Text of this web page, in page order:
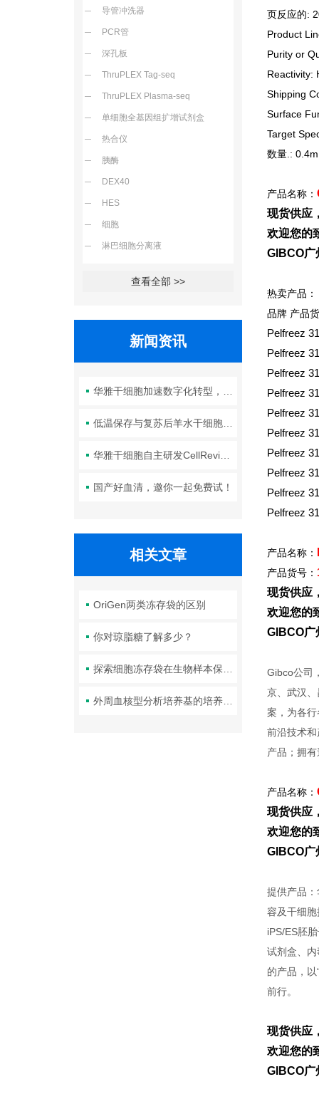
导管冲洗器
PCR管
深孔板
ThruPLEX Tag-seq
ThruPLEX Plasma-seq
单细胞全基因组扩增试剂盒
热合仪
胰酶
DEX40
HES
细胞
淋巴细胞分离液
查看全部 >>
新闻资讯
国产好血清，邀你一起免费试！
相关文章
OriGen两类冻存袋的区别
你对琼脂糖了解多少？
页反应的:
Product
Purity or
Reactivity:
Shipping
Surface
Target
数量.:
产品名称：
现货供应
欢迎您
GIBCO广
热卖产品：
品牌 产品
Pelfreez
Pelfreez
Pelfreez
Pelfreez
Pelfreez
Pelfreez
Pelfreez
Pelfreez
Pelfreez
Pelfreez
产品名称：
产品货号：
现货供应
欢迎您
GIBCO广
Gibco公司
京、武汉
案，为各
前沿技术
产品；拥
产品名称：
现货供应
欢迎您
GIBCO广
提供产品
容及干细
iPS/ES胚
试剂盒、
的产品，
前行。
现货供应
欢迎您
GIBCO广